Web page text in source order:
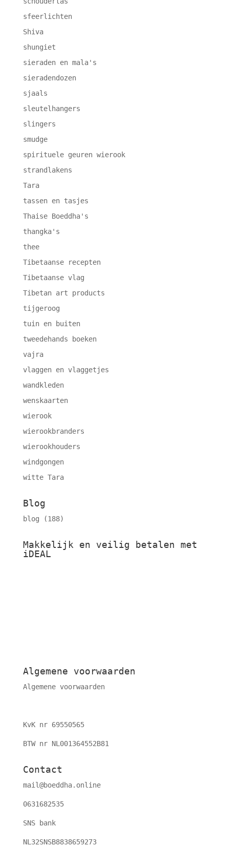
sfeerlichten
Shiva
shungiet
sieraden en mala's
sieradendozen
sjaals
sleutelhangers
slingers
smudge
spirituele geuren wierook
strandlakens
Tara
tassen en tasjes
Thaise Boeddha's
thangka's
thee
Tibetaanse recepten
Tibetaanse vlag
Tibetan art products
tijgeroog
tuin en buiten
tweedehands boeken
vajra
vlaggen en vlaggetjes
wandkleden
wenskaarten
wierook
wierookbranders
wierookhouders
windgongen
witte Tara
Blog
blog (188)
Makkelijk en veilig betalen met
iDEAL
Algemene voorwaarden
Algemene voorwaarden
KvK nr 69550565
BTW nr NL001364552B81
Contact
mail@boeddha.online
0631682535
SNS bank
NL32SNSB8838659273